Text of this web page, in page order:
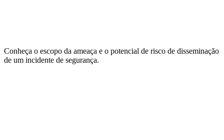
Conheça o escopo da ameaça e o potencial de risco de disseminação
de um incidente de segurança.